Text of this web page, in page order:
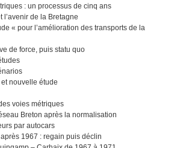
: un processus de cinq ans
l’avenir de la Bretagne
« pour l’amélioration des transports de la
de force, puis statu quo
nouvelle étude
voies métriques
Breton après la normalisation
par autocars
1967 : regain puis déclin